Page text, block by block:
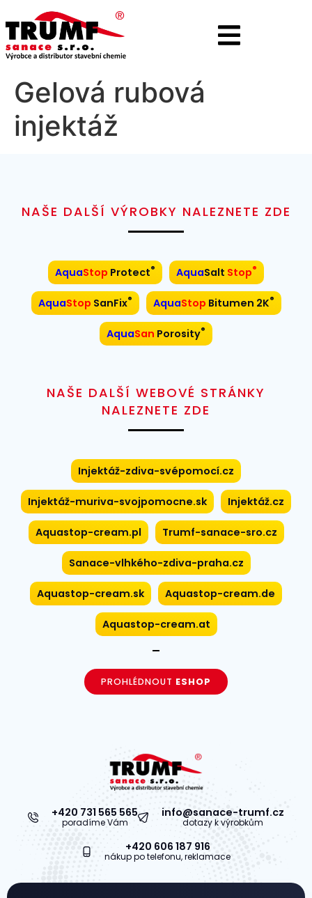
Gelová rubová
injektáž
NAŠE DALŠÍ VÝROBKY NALEZNETE ZDE
AquaStop Protect® AquaSalt Stop®
AquaStop SanFix® AquaStop Bitumen 2K®
AquaSan Porosity®
NAŠE DALŠÍ WEBOVÉ STRÁNKY
NALEZNETE ZDE
Injektáž-zdiva-svépomocí.cz
Injektáž-muriva-svojpomocne.sk Injektáž.cz
Aquastop-cream.pl Trumf-sanace-sro.cz
Sanace-vlhkého-zdiva-praha.cz
Aquastop-cream.sk Aquastop-cream.de
Aquastop-cream.at
PROHLÉDNOUT ESHOP
+420 731 565 565
poradíme Vám
info@sanace-trumf.cz
dotazy k výrobkům
+420 606 187 916
nákup po telefonu, reklamace